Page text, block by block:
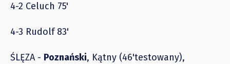
4-2 Celuch 75'
4-3 Rudolf 83'
ŚLĘZA - Poznański, Kątny (46'testowany),